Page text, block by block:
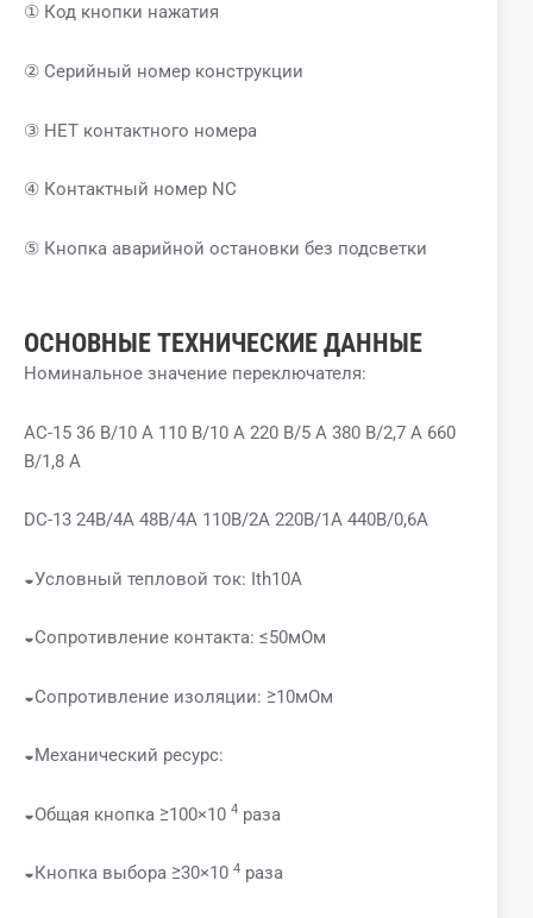
① Код кнопки нажатия
② Серийный номер конструкции
③ НЕТ контактного номера
④ Контактный номер NC
⑤ Кнопка аварийной остановки без подсветки
ОСНОВНЫЕ ТЕХНИЧЕСКИЕ ДАННЫЕ
Номинальное значение переключателя:
AC-15 36 В/10 А 110 В/10 А 220 В/5 А 380 В/2,7 А 660
В/1,8 А
DC-13 24В/4А 48В/4А 110В/2А 220В/1А 440В/0,6А
◒Условный тепловой ток: Ith10A
◒Сопротивление контакта: ≤50мОм
◒Сопротивление изоляции: ≥10мОм
◒Механический ресурс:
◒Общая кнопка ≥100×10 4 раза
◒Кнопка выбора ≥30×10 4 раза